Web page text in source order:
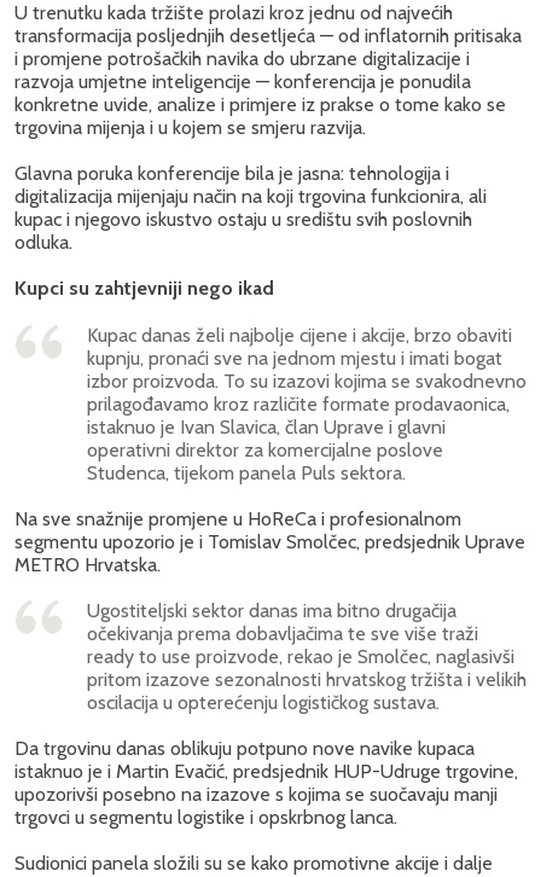
U trenutku kada tržište prolazi kroz jednu od najvećih
transformacija posljednjih desetljeća — od inflatornih pritisaka
i promjene potrošačkih navika do ubrzane digitalizacije i
razvoja umjetne inteligencije — konferencija je ponudila
konkretne uvide, analize i primjere iz prakse o tome kako se
trgovina mijenja i u kojem se smjeru razvija.
Glavna poruka konferencije bila je jasna: tehnologija i
digitalizacija mijenjaju način na koji trgovina funkcionira, ali
kupac i njegovo iskustvo ostaju u središtu svih poslovnih
odluka.
Kupci su zahtjevniji nego ikad
Kupac danas želi najbolje cijene i akcije, brzo obaviti
kupnju, pronaći sve na jednom mjestu i imati bogat
izbor proizvoda. To su izazovi kojima se svakodnevno
prilagođavamo kroz različite formate prodavaonica,
istaknuo je Ivan Slavica, član Uprave i glavni
operativni direktor za komercijalne poslove
Studenca, tijekom panela Puls sektora.
Na sve snažnije promjene u HoReCa i profesionalnom
segmentu upozorio je i Tomislav Smolčec, predsjednik Uprave
METRO Hrvatska.
Ugostiteljski sektor danas ima bitno drugačija
očekivanja prema dobavljačima te sve više traži
ready to use proizvode, rekao je Smolčec, naglasivši
pritom izazove sezonalnosti hrvatskog tržišta i velikih
oscilacija u opterećenju logističkog sustava.
Da trgovinu danas oblikuju potpuno nove navike kupaca
istaknuo je i Martin Evačić, predsjednik HUP-Udruge trgovine,
upozorivši posebno na izazove s kojima se suočavaju manji
trgovci u segmentu logistike i opskrbnog lanca.
Sudionici panela složili su se kako promotivne akcije i dalje